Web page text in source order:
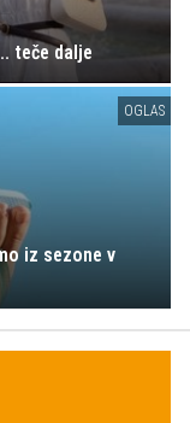
teče dalje
OGLAS
iz sezone v